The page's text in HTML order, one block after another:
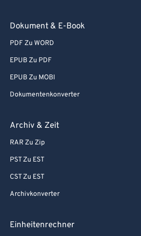
Dokument & E-Book
PDF Zu WORD
EPUB Zu PDF
EPUB Zu MOBI
Dokumentenkonverter
Archiv & Zeit
RAR Zu Zip
PST Zu EST
CST Zu EST
Archivkonverter
Einheitenrechner